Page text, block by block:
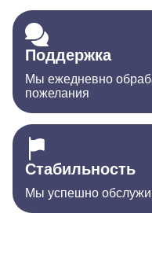
Поддержка
Мы ежедневно
пожелания
Стабильность
Мы успешно